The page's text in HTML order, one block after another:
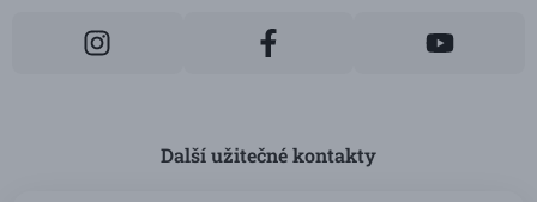
Další užitečné kontakty